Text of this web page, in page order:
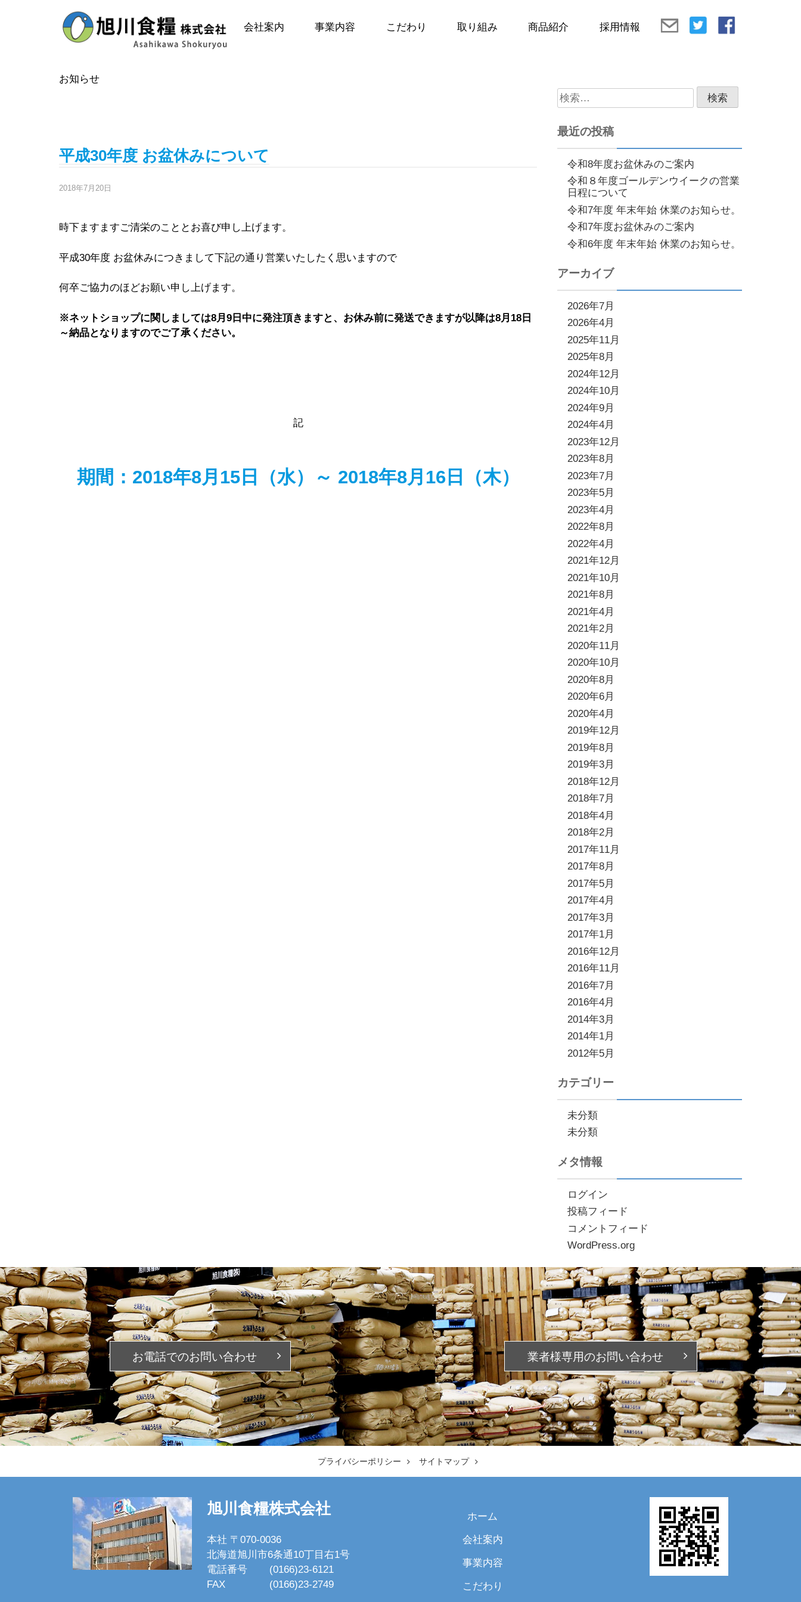
to
content
会社案内 事業内容 こだわり 取り組み 商品紹介 採用情報
お知らせ
平成30年度 お盆休みについて
2018年7月20日
時下ますますご清栄のこととお喜び申し上げます。
平成30年度 お盆休みにつきまして下記の通り営業いたしたく思いますので
何卒ご協力のほどお願い申し上げます。
※ネットショップに関しましては8月9日中に発注頂きますと、お休み前に発送できますが以降は8月18日
～納品となりますのでご了承ください。
記
期間：2018年8月15日（水）～ 2018年8月16日（木）
検
索:
最近の投稿
令和8年度お盆休みのご案内
令和８年度ゴールデンウイークの営業
日程について
令和7年度 年末年始 休業のお知らせ。
令和7年度お盆休みのご案内
令和6年度 年末年始 休業のお知らせ。
アーカイブ
2026年7月
2026年4月
2025年11月
2025年8月
2024年12月
2024年10月
2024年9月
2024年4月
2023年12月
2023年8月
2023年7月
2023年5月
2023年4月
2022年8月
2022年4月
2021年12月
2021年10月
2021年8月
2021年4月
2021年2月
2020年11月
2020年10月
2020年8月
2020年6月
2020年4月
2019年12月
2019年8月
2019年3月
2018年12月
2018年7月
2018年4月
2018年2月
2017年11月
2017年8月
2017年5月
2017年4月
2017年3月
2017年1月
2016年12月
2016年11月
2016年7月
2016年4月
2014年3月
2014年1月
2012年5月
カテゴリー
未分類
未分類
メタ情報
ログイン
投稿フィード
コメントフィード
WordPress.org
お電話でのお問い合わせ 業者様専用のお問い合わせ
プライバシーポリシー サイトマップ
旭川食糧株式会社
本社 〒070-0036
北海道旭川市6条通10丁目右1号
電話番号
(0166)23-6121
FAX
(0166)23-2749
ホーム
会社案内
事業内容
こだわり